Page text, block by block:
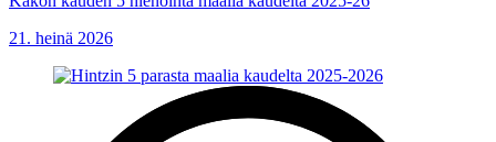
21. heinä 2026